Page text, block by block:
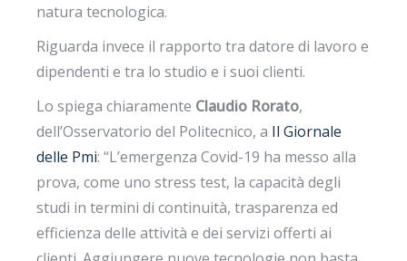
natura tecnologica.
Riguarda invece il rapporto tra datore di lavoro e
dipendenti e tra lo studio e i suoi clienti.
Lo spiega chiaramente Claudio Rorato,
dell’Osservatorio del Politecnico, a Il Giornale
delle Pmi: “L’emergenza Covid-19 ha messo alla
prova, come uno stress test, la capacità degli
studi in termini di continuità, trasparenza ed
efficienza delle attività e dei servizi offerti ai